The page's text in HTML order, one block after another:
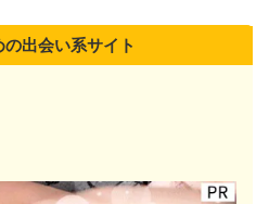
出会い系サイト